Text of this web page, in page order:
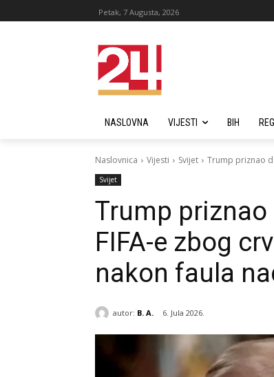
Petak, 7 Augusta, 2026
NASLOVNA VIJESTI BIH
Naslovnica Vijesti Svijet Trump priznao
Svijet
Trump priznao
FIFA-e zbog
nakon faula
autor: B. A. 6. Jula 2026.